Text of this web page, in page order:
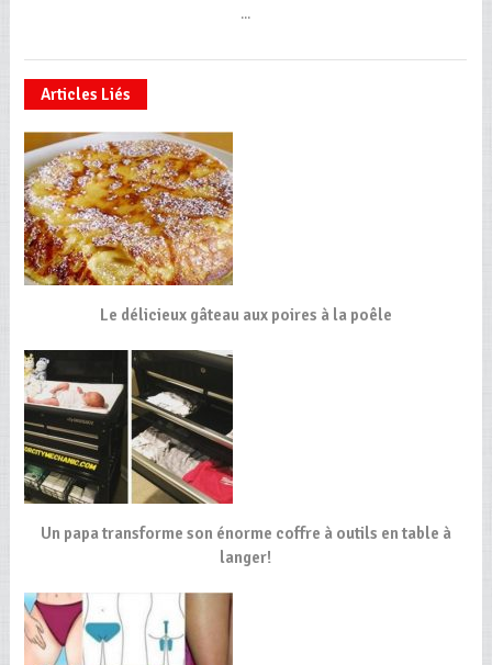
...
Articles Liés
Le délicieux gâteau aux poires à la poêle
Un papa transforme son énorme coffre à outils en table à
langer!